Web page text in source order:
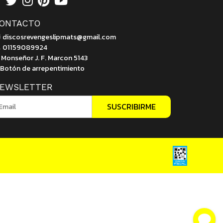
discosrevengeslipmats@gmail.com
01159089924
Monseñor J. F. Marcon 5143
de arrepentimiento
SUSCRIBIRME